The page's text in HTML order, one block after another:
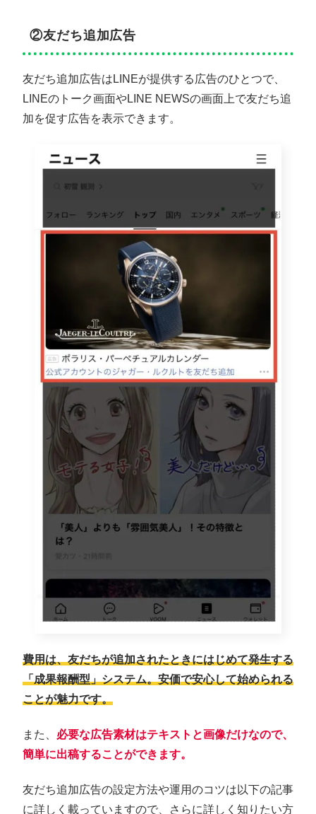
②友だち追加広告
友だち追加広告はLINEが提供する広告のひとつで、
LINEのトーク画面やLINE NEWSの画面上で友だち追
加を促す広告を表示できます。
費用は、友だちが追加されたときにはじめて発生する
「成果報酬型」システム。安価で安心して始められる
ことが魅力です。
また、 必要な広告素材はテキストと画像だけなので、
簡単に出稿することができます。
友だち追加広告の設定方法や運用のコツは以下の記事
に詳しく載っていますので、さらに詳しく知りたい方